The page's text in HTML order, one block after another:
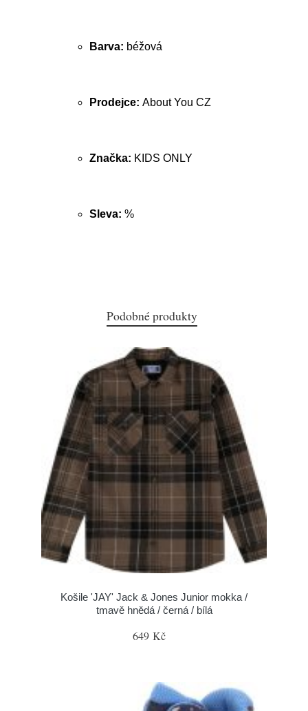
Barva: béžová
Prodejce: About You CZ
Značka: KIDS ONLY
Sleva: %
Podobné produkty
Košile 'JAY' Jack & Jones Junior mokka /
tmavě hnědá / černá / bílá
649 Kč